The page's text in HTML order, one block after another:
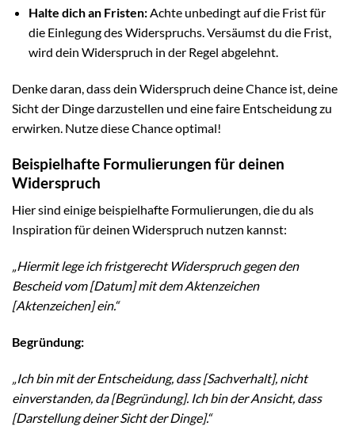
Halte dich an Fristen:Achte unbedingt auf die Frist für
die Einlegung des Widerspruchs. Versäumst du die Frist,
wird dein Widerspruch in der Regel abgelehnt.
Denke daran, dass dein Widerspruch deine Chance ist, deine
Sicht der Dinge darzustellen und eine faire Entscheidung zu
erwirken. Nutze diese Chance optimal!
Beispielhafte Formulierungen für deinen
Widerspruch
Hier sind einige beispielhafte Formulierungen, die du als
Inspiration für deinen Widerspruch nutzen kannst:
„Hiermit lege ich fristgerecht Widerspruch gegen den
Bescheid vom [Datum] mit dem Aktenzeichen
[Aktenzeichen] ein.“
Begründung:
„Ich bin mit der Entscheidung, dass [Sachverhalt], nicht
einverstanden, da [Begründung]. Ich bin der Ansicht, dass
[Darstellung deiner Sicht der Dinge].“